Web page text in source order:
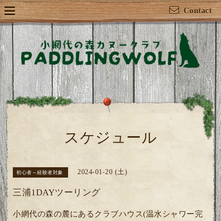
Contact
スケジュール
初心者～経験者対象 2024-01-20 (土)
三浦1DAYツーリング
小網代の森の麓にあるクラブハウス(温水シャワー完